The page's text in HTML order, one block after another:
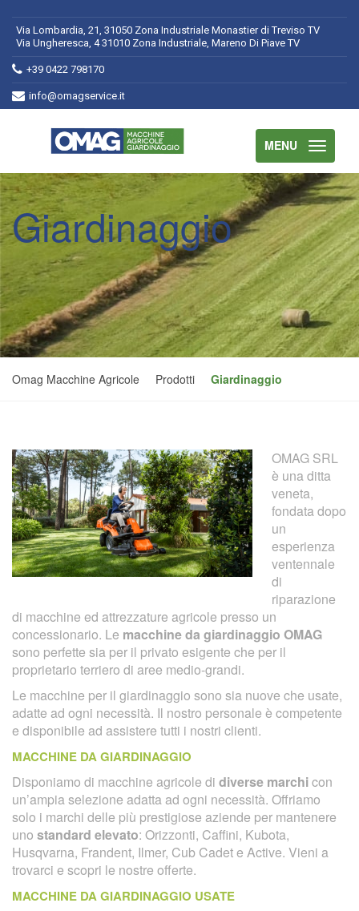
Via Lombardia, 21, 31050 Zona Industriale Monastier di Treviso TV
Via Ungheresca, 4 31010 Zona Industriale, Mareno Di Piave TV
+39 0422 798170
info@omagservice.it
MENU
Giardinaggio
Omag Macchine Agricole Prodotti Giardinaggio
OMAG SRL
è una ditta
veneta,
fondata dopo
un
esperienza
ventennale
di
riparazione
di macchine ed attrezzature agricole presso un
concessionario. Le macchine da giardinaggio OMAG
sono perfette sia per il privato esigente che per il
proprietario terriero di aree medio-grandi.
Le macchine per il giardinaggio sono sia nuove che usate,
adatte ad ogni necessità. Il nostro personale è competente
e disponibile ad assistere tutti i nostri clienti.
MACCHINE DA GIARDINAGGIO
Disponiamo di macchine agricole di diverse marchicon
un’ampia selezione adatta ad ogni necessità. Offriamo
solo i marchi delle più prestigiose aziende per mantenere
uno standard elevato: Orizzonti, Caffini, Kubota,
Husqvarna, Frandent, Ilmer, Cub Cadet e Active. Vieni a
trovarci e scopri le nostre offerte.
MACCHINE DA GIARDINAGGIO USATE